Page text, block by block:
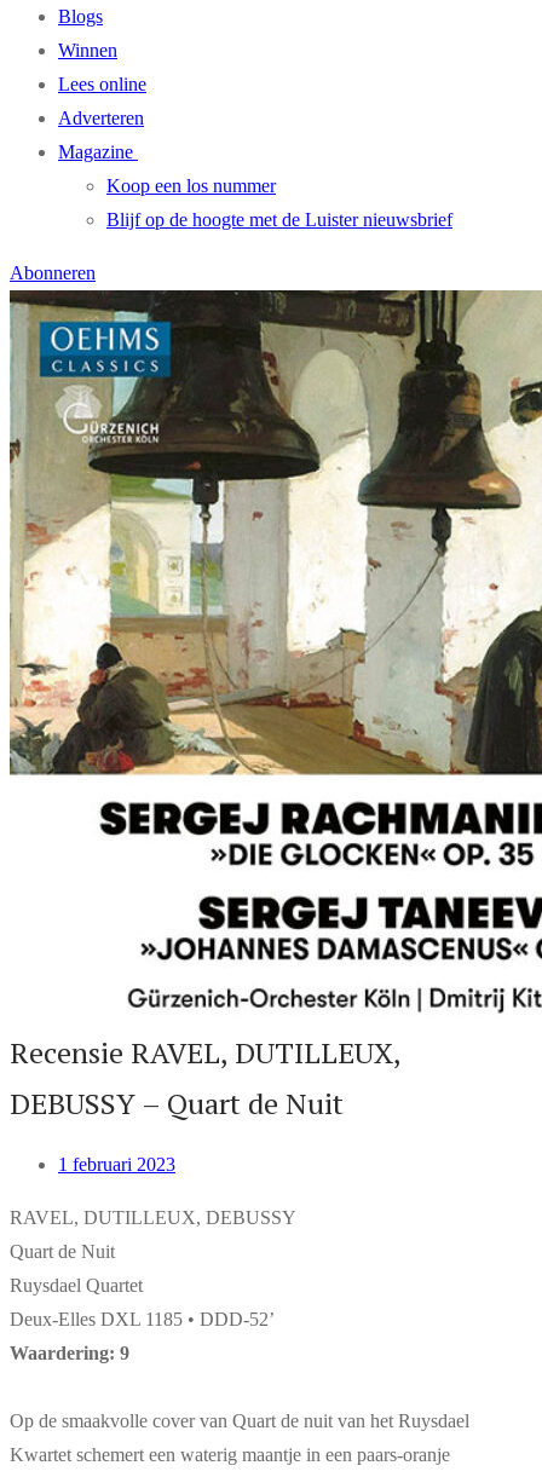
Blogs
Winnen
Lees online
Adverteren
Magazine
Koop een los nummer
Blijf op de hoogte met de Luister nieuwsbrief
Abonneren
Recensie RAVEL, DUTILLEUX,
DEBUSSY – Quart de Nuit
1 februari 2023
RAVEL, DUTILLEUX, DEBUSSY
Quart de Nuit
Ruysdael Quartet
Deux-Elles DXL 1185 • DDD-52’
Waardering: 9
Op de smaakvolle cover van Quart de nuit van het Ruysdael
Kwartet schemert een waterig maantje in een paars-oranje